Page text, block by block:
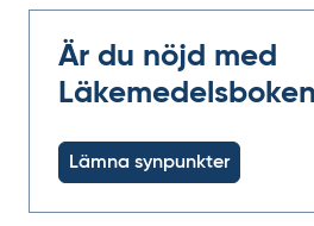
Är du nöjd med
Lämna synpunkter